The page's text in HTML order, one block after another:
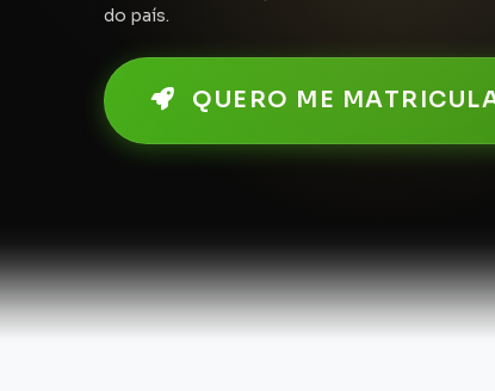
do país.
QUERO ME